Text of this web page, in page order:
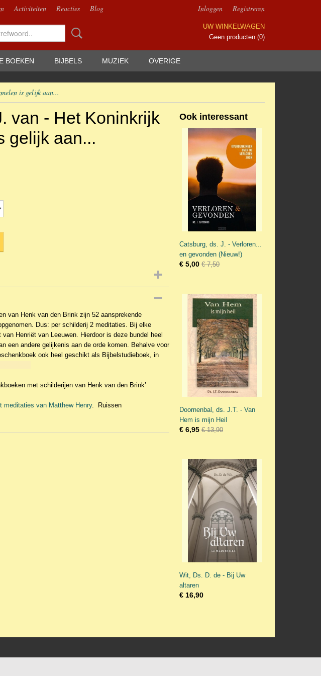
Activiteiten Reacties Blog Inloggen Registreren
UW WINKELWAGEN
Geen producten (0)
BOEKEN BIJBELS MUZIEK OVERIGE
is gelijk aan...
van - Het Koninkrijk
gelijk aan...
De Ramshoorn
van Henk van den Brink zijn 52 aansprekende
Dus: per schilderij 2 meditaties. Bij elke
Henriët van Leeuwen. Hierdoor is deze bundel heel
een andere gelijkenis aan de orde komen. Behalve voor
ook heel geschikt als Bijbelstudieboek, in
met schilderijen van Henk van den Brink’
meditaties van Matthew Henry. Ruissen
Ook interessant
Catsburg, ds. J. - Verloren...
en gevonden (Nieuw!)
€ 5,00 € 7,50
Doornenbal, ds. J.T. - Van
Hem is mijn Heil
€ 6,95 € 13,90
Wit, Ds. D. de - Bij Uw
altaren
€ 16,90